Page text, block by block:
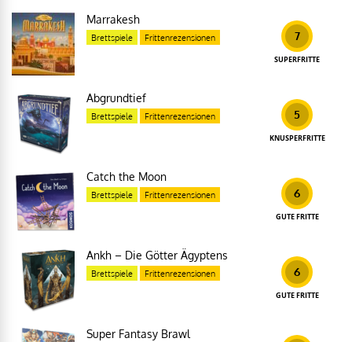
7
SUPERFRITTE
Marrakesh
Brettspiele Frittenrezensionen
5
KNUSPERFRITTE
Abgrundtief
Brettspiele Frittenrezensionen
6
GUTE FRITTE
Catch the Moon
Brettspiele Frittenrezensionen
6
GUTE FRITTE
Ankh – Die Götter Ägyptens
Brettspiele Frittenrezensionen
Super Fantasy Brawl